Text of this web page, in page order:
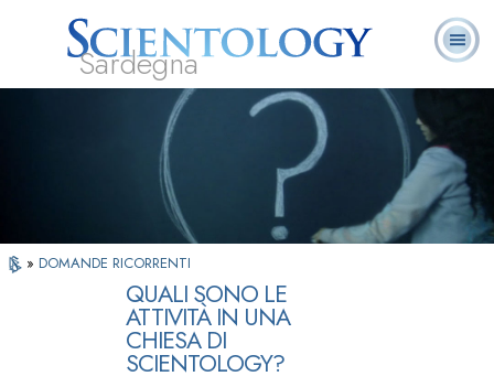
Sardegna
Che cos’è
Scientology?
Ministri
Volontari
Domande
ricorrenti
» DOMANDE RICORRENTI
QUALI SONO LE
ATTIVITÀ IN UNA
CHIESA DI
SCIENTOLOGY?